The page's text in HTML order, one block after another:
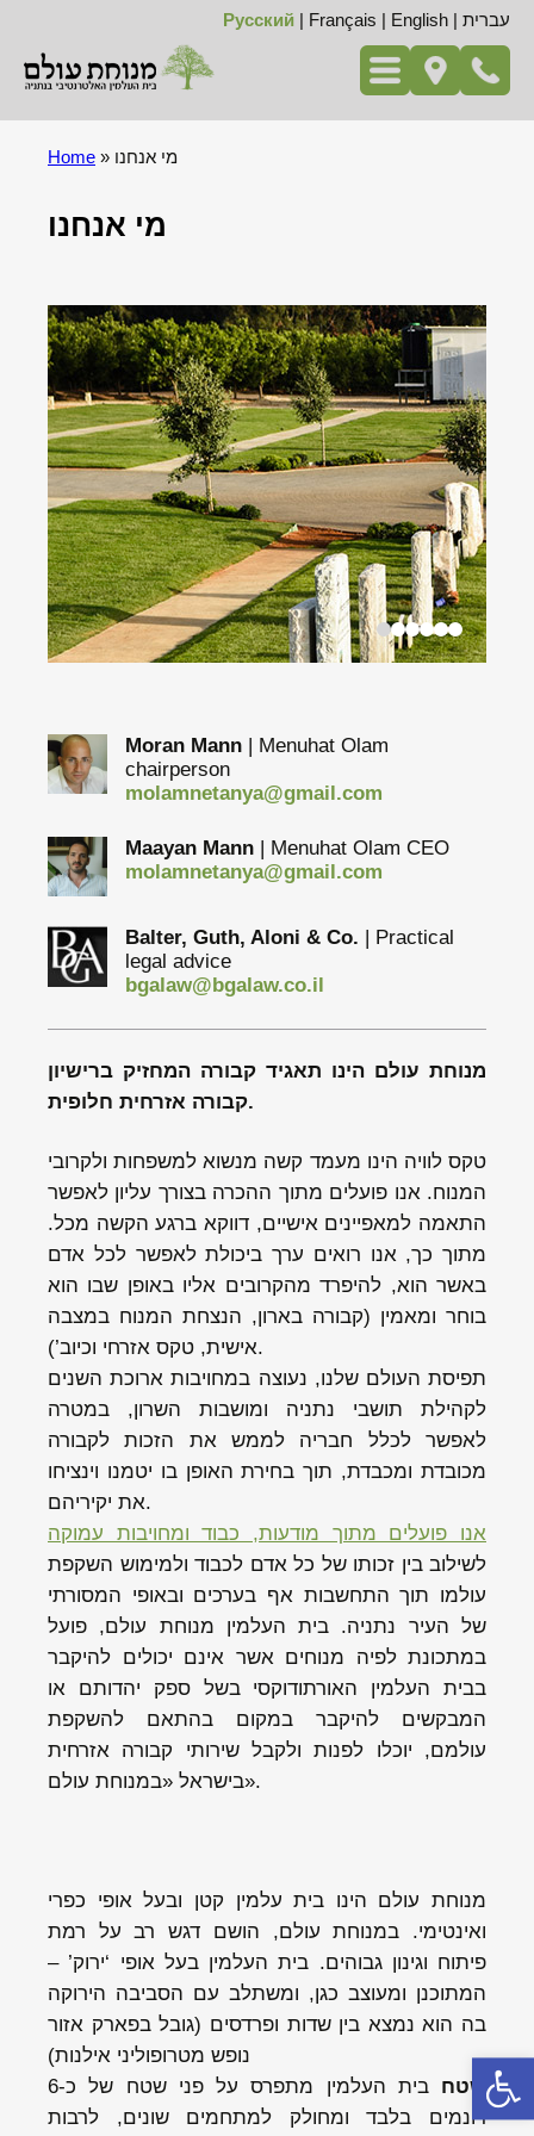
Русский | Français | English | עברית
Home » מי אנחנו
מי אנחנו
Moran Mann
Menuhat Olam
chairperson
molamnetanya@gmail.com
Maayan Mann
Menuhat Olam CEO
molamnetanya@gmail.com
Balter, Guth, Aloni & Co.
Practical
legal advice
bgalaw@bgalaw.co.il
מנוחת עולם הינו תאגיד קבורה המחזיק ברישיון
קבורה אזרחית חלופית.
טקס לוויה הינו מעמד קשה מנשוא למשפחות ולקרובי
המנוח. אנו פועלים מתוך ההכרה בצורך עליון לאפשר
התאמה למאפיינים אישיים, דווקא ברגע הקשה מכל.
מתוך כך, אנו רואים ערך ביכולת לאפשר לכל אדם
באשר הוא, להיפרד מהקרובים אליו באופן שבו הוא
בוחר ומאמין (קבורה בארון, הנצחת המנוח במצבה
אישית, טקס אזרחי וכיוב’).
תפיסת העולם שלנו, נעוצה במחויבות ארוכת השנים
לקהילת תושבי נתניה ומושבות השרון, במטרה
לאפשר לכלל חבריה לממש את הזכות לקבורה
מכובדת ומכבדת, תוך בחירת האופן בו יטמנו וינציחו
את יקיריהם.
אנו פועלים מתוך מודעות, כבוד ומחויבות עמוקה
לשילוב בין זכותו של כל אדם לכבוד ולמימוש השקפת
עולמו תוך התחשבות אף בערכים ובאופי המסורתי
של העיר נתניה. בית העלמין מנוחת עולם, פועל
במתכונת לפיה מנוחים אשר אינם יכולים להיקבר
בבית העלמין האורתודוקסי בשל ספק יהדותם או
המבקשים להיקבר במקום בהתאם להשקפת
עולמם, יוכלו לפנות ולקבל שירותי קבורה אזרחית
בישראל «במנוחת עולם».
מנוחת עולם הינו בית עלמין קטן ובעל אופי כפרי
ואינטימי. במנוחת עולם, הושם דגש רב על רמת
פיתוח וגינון גבוהים. בית העלמין בעל אופי ‘ירוק’ –
המתוכנן ומעוצב כגן, ומשתלב עם הסביבה הירוקה
בה הוא נמצא בין שדות ופרדסים (גובל בפארק אזור
נופש מטרופוליני אילנות)
שטח
בית העלמין מתפרס על פני שטח של כ-6
דונמים בלבד ומחולק למתחמים שונים, לרבות